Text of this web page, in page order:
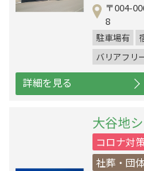
〒004-
8
駐車場有
バリアフリ
詳細を見る
大谷地
コロナ対
社葬・団